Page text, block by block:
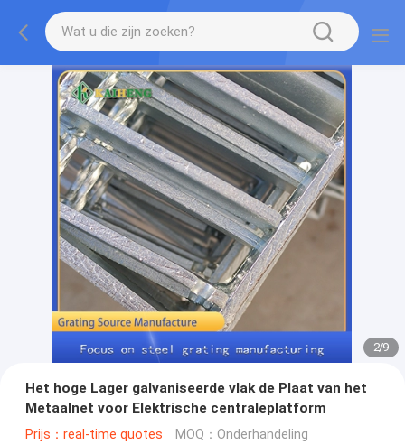
2/9
Het hoge Lager galvaniseerde vlak de Plaat van het
Metaalnet voor Elektrische centraleplatform
Prijs：real-time quotes MOQ：Onderhandeling